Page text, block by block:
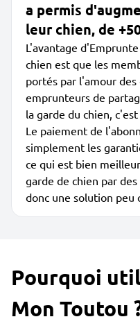
a permis
leur chien, de
L'avantage
chien est que les
portés par l'amour
emprunteurs de
la garde du chien,
Le paiement de
simplement les
ce qui est bien
garde de chien par
donc une solution peu
Pourquoi
Mon Toutou